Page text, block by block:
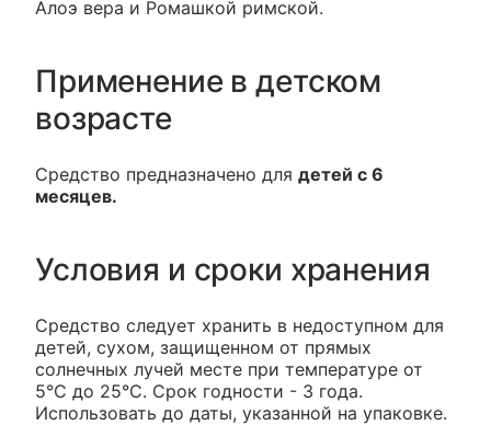
Алоэ вера и Ромашкой римской.
Применение в детском
возрасте
Средство предназначено для детей с 6
месяцев.
Условия и сроки хранения
Средство следует хранить в недоступном для
детей, сухом, защищенном от прямых
солнечных лучей месте при температуре от
5°С до 25°С. Срок годности - 3 года.
Использовать до даты, указанной на упаковке.